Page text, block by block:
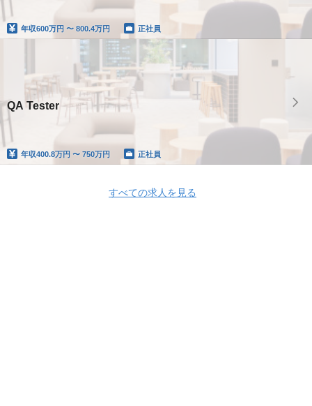
年収600万円 〜 800.4万円 正社員
QA Tester
年収400.8万円 〜 750万円 正社員
すべての求人を見る